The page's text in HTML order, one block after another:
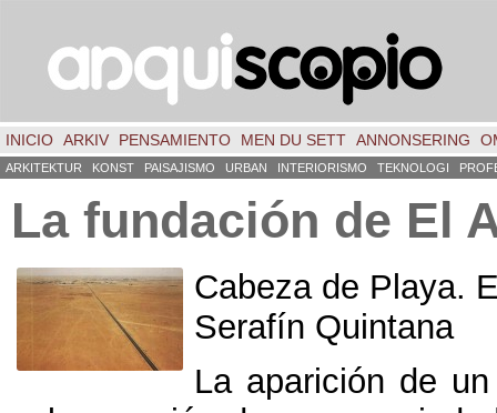
INICIO ARKIV PENSAMIENTO MEN DU SETT ANNONSERING
ARKITEKTUR KONST PAISAJISMO URBAN INTERIORISMO TEKNOLOGI
La fundación de El
Cabeza de Playa.
Serafín Quintana
La aparición de